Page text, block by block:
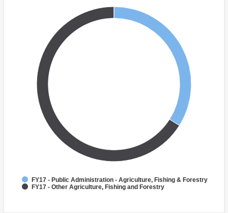
FY17 - Public Administration - Agriculture, Fishing & Forestry
FY17 - Other Agriculture, Fishing and Forestry